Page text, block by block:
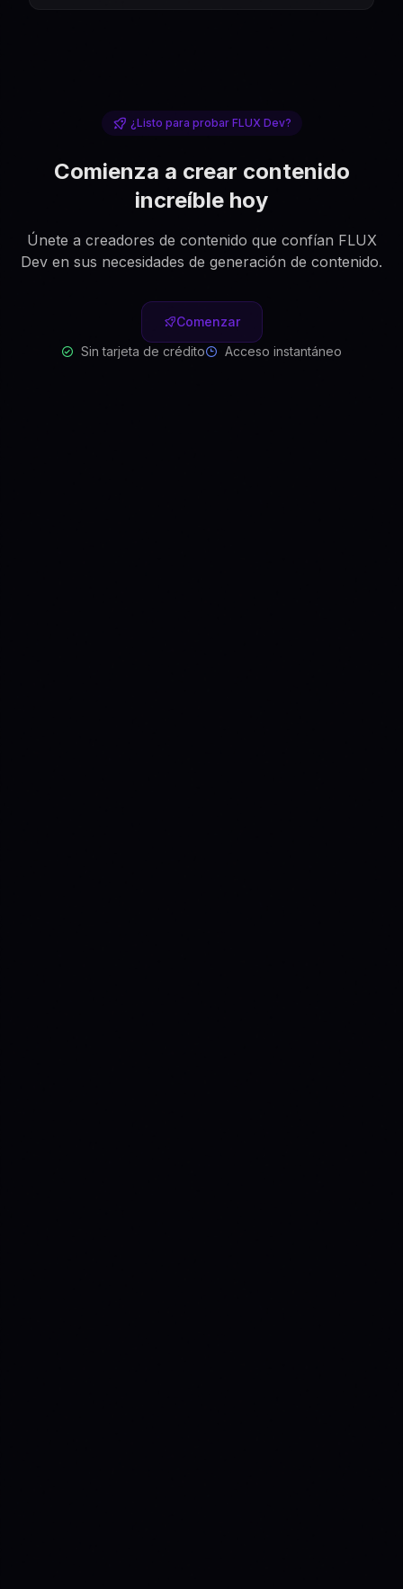
¿Listo para probar FLUX Dev?
Comienza a crear contenido
increíble hoy
Únete a creadores de contenido que confían FLUX
Dev en sus necesidades de generación de contenido.
Comenzar
Sin tarjeta de crédito
Acceso instantáneo